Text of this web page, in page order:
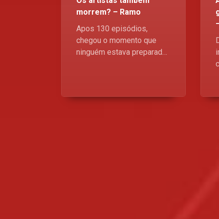
morrem? – Ramo
Apos 130 episódios,
chegou o momento que
ninguém estava preparado
presa na garganta. Quem